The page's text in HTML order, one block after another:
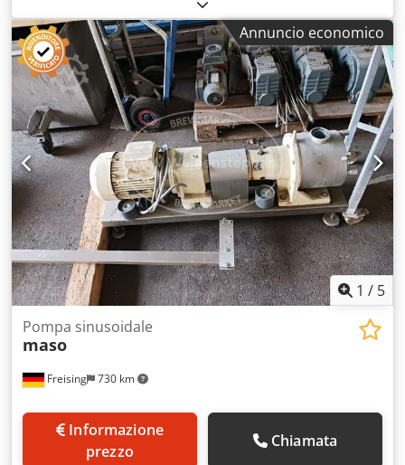
Dotazioni: motore, quadro elettrico Dcedpfx Alezgcxae Rjk
Annuncio economico
1 / 5
Freising 730 km
Pompa sinusoidale
maso
prezzo
Chiamata